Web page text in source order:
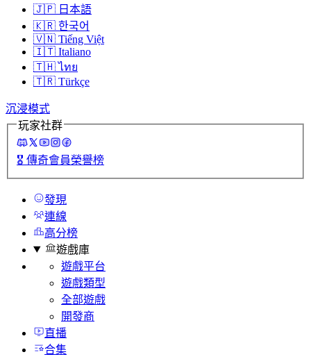
🇯🇵 日本語
🇰🇷 한국어
🇻🇳 Tiếng Việt
🇮🇹 Italiano
🇹🇭 ไทย
🇹🇷 Türkçe
沉浸模式
玩家社群
🎖️ 傳奇會員榮譽榜
發現
連線
高分榜
遊戲庫
遊戲平台
遊戲類型
全部遊戲
開發商
直播
合集